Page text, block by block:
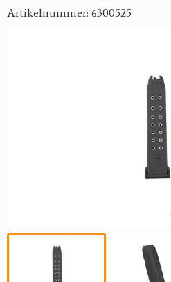
Artikelnummer: 6300525